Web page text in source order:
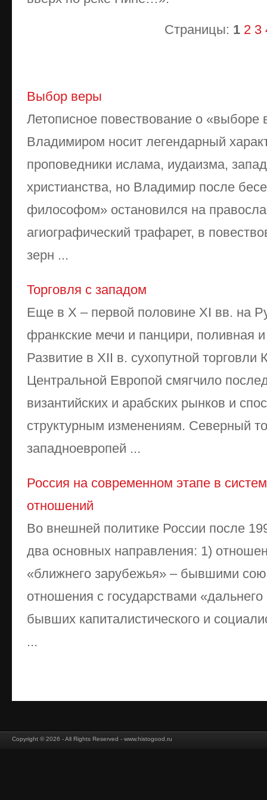
Страницы: 1 2 3
Выбор веры
Летописное повествование о «выборе
Владимиром носит легендарный
проповедники ислама, иудаизма,
христианства, но Владимир после
философом» остановился на
агиографический трафарет, в
зерн ...
Торговля с западом
Еще в X – первой половине XI вв. на
франкские мечи и панцири, по­ливная
Развитие в XII в. сухопутной торговли
Центральной Европой смягчило
византийских и арабских рынков и
структурным изменениям. Северный
западноевропей ...
Россия на современном этапе в
отношений
Во внешней политике России после
два основных направления: 1)
«ближнего зарубежья» – бывшими
отношения с государствами
бывших капиталистического и
...
Copyright © 2026 - All Rights Reserved - www.histogood.ru